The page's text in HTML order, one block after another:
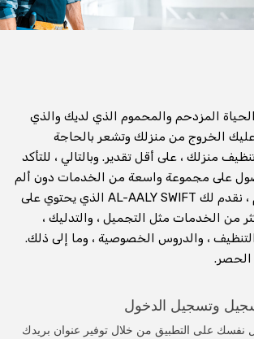
والتخزين
في زجاجات
عبر الإنترنت
مكالمة الفيديو
مكالمة فيديو
المزدحم والمحموم الذي لديك والذي
الخروج من منزلك وتشعر بالحاجة
منزلك ، على أقل تقدير. وبالتالي ، للتأكد
على مجموعة واسعة من الخدمات دون ألم
الخروج من منازلكم ، نقدم لك AL-AALY SWIFT الذي يحتوي على
من 52 وأكثر من الخدمات مثل التجميل ، والتدليك ،
، والدروس الخصوصية ، وما إلى ذلك.
الحصر.
وتسجيل الدخول
على التطبيق من خلال توفير عنوان بريدك